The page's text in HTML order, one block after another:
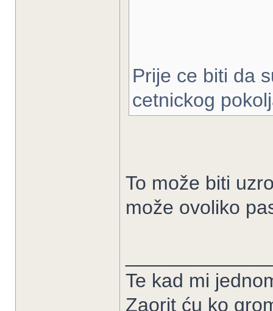
Prije ce biti da
cetnickog
To može biti
može ovoliko
Te kad mi
Zaorit ću ko